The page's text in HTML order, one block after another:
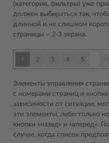
(категории, фильтры) уже
должен выбираться так,
длинной и не слишком
страницы – 2-3 экрана.
Элементы управления
с номерами страниц и кнопки
зависимости от ситуации,
эти элементы, либо только
кнопки «назад» и «вперед».
случае, когда список